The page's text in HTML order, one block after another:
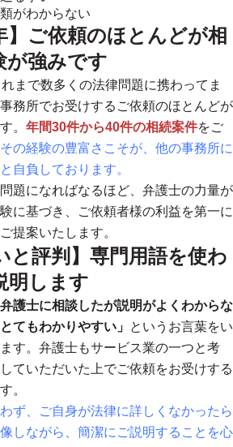
がわからない
】ご依頼のほとんどが相
が強みです
れまで数多くの法律問題に携わってま
務所でお受けするご依頼のほとんどが
。 年間30件から40件の相続案件をご
その経験の豊富さこそが、他の事務所に
自負しております。
題になればなるほど、弁護士の力量が
に基づき、ご依頼者様の利益を第一に
提案いたします。
と評判】専門用語を使わ
明します
弁護士に相談したが説明がよくわからな
てもわかりやすい」 というお言葉をい
す。弁護士もサービス業の一つと考
ていただいた上でご依頼をお受けする
。
ず、ご自身が法律に詳しくなかったら
しながら、簡潔にご説明することを心